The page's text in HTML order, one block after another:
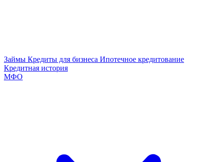
Займы Кредиты для бизнеса Ипотечное кредитование
Кредитная история
МФО